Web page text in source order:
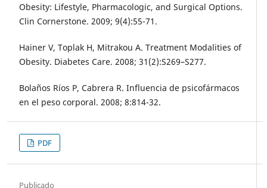
Obesity: Lifestyle, Pharmacologic, and Surgical Options.
Clin Cornerstone. 2009; 9(4):55-71.
Hainer V, Toplak H, Mitrakou A. Treatment Modalities of
Obesity. Diabetes Care. 2008; 31(2):S269–S277.
Bolaños Ríos P, Cabrera R. Influencia de psicofármacos
en el peso corporal. 2008; 8:814-32.
PDF
Publicado